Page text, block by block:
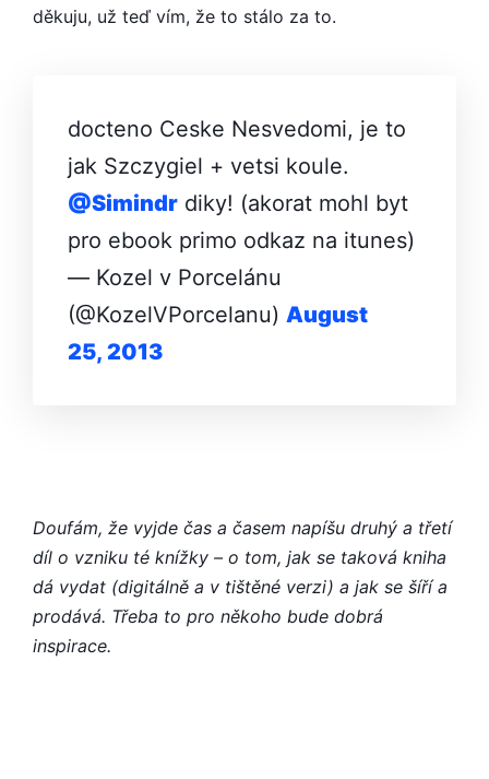
děkuju, už teď vím, že to stálo za to.
docteno Ceske Nesvedomi, je to
jak Szczygiel + vetsi koule.
@Simindr diky! (akorat mohl byt
pro ebook primo odkaz na itunes)
— Kozel v Porcelánu
(@KozelVPorcelanu) August
25, 2013
Doufám, že vyjde čas a časem napíšu druhý a třetí
díl o vzniku té knížky – o tom, jak se taková kniha
dá vydat (digitálně a v tištěné verzi) a jak se šíří a
prodává. Třeba to pro někoho bude dobrá
inspirace.